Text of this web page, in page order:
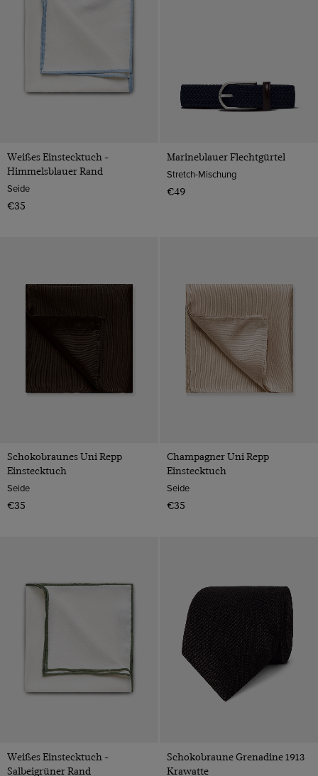
Weißes Einstecktuch -
Himmelsblauer Rand
Seide
€35
Marineblauer Flechtgürtel
Stretch-Mischung
€49
Schokobraunes Uni Repp
Einstecktuch
Seide
€35
Champagner Uni Repp
Einstecktuch
Seide
€35
Weißes Einstecktuch -
Salbeigrüner Rand
Schokobraune Grenadine 1913
Krawatte